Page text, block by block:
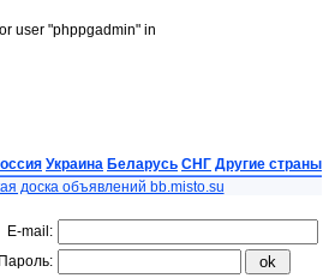
user "phppgadmin" in
Украина Беларусь СНГ Другие страны
доска объявлений bb.misto.su
E-mail:
Пароль: